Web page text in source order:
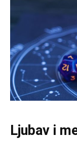
Ljubav i